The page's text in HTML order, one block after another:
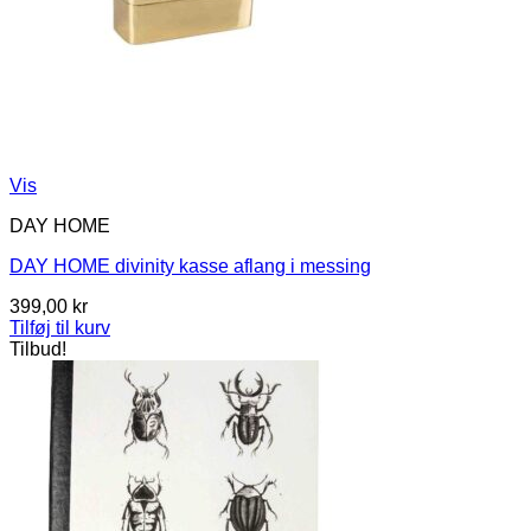
Vis
DAY HOME
DAY HOME divinity kasse aflang i messing
399,00 kr
Tilføj til kurv
Tilbud!